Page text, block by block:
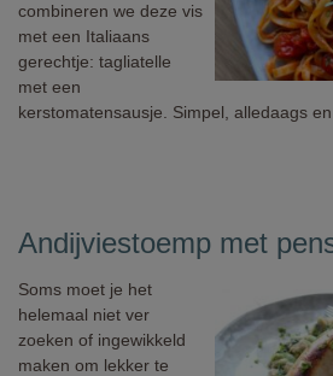
combineren we deze vis
met een Italiaans
gerechtje: tagliatelle
met een
kerstomatensausje. Simpel, alledaags
Andijviestoemp met
Soms moet je het
helemaal niet ver
zoeken of ingewikkeld
maken om lekker te